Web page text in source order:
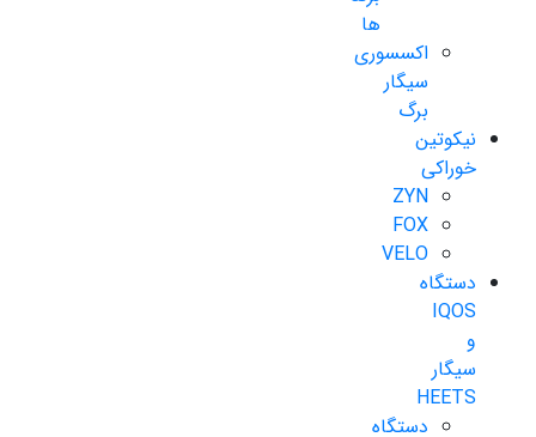
ها
اکسسوری
سیگار
برگ
نیکوتین
خوراکی
ZYN
FOX
VELO
دستگاه
IQOS
و
سیگار
HEETS
دستگاه